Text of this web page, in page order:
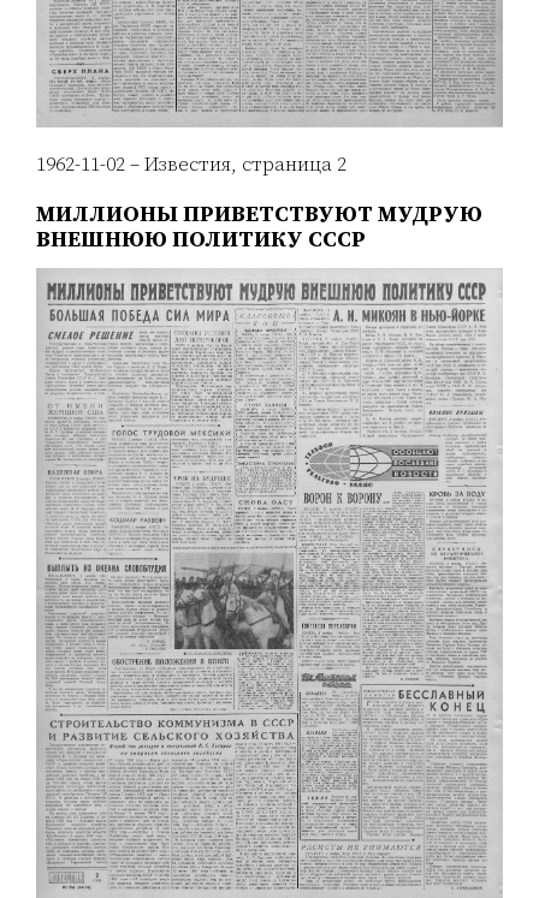
1962-11-02 – Известия, страница 2
МИЛЛИОНЫ ПРИВЕТСТВУЮТ МУДРУЮ
ВНЕШНЮЮ ПОЛИТИКУ СССР